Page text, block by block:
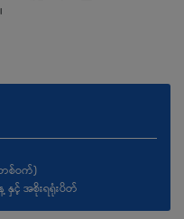
တစ်ဝက်)
င့် အစိုးရရုံးပိတ်